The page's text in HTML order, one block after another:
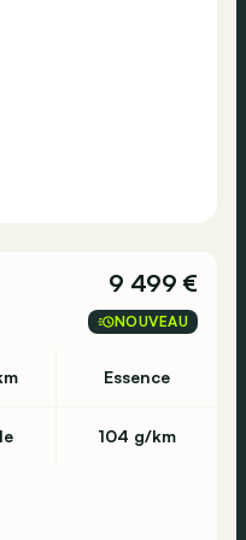
et les
fr_be/ford-
sur notre site
9 499 €
NOUVEAU
Essence
104 g/km